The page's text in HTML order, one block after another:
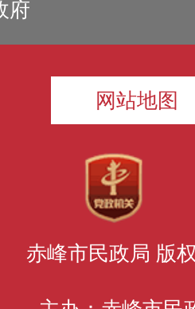
府
网站地图
赤峰市民政局 版